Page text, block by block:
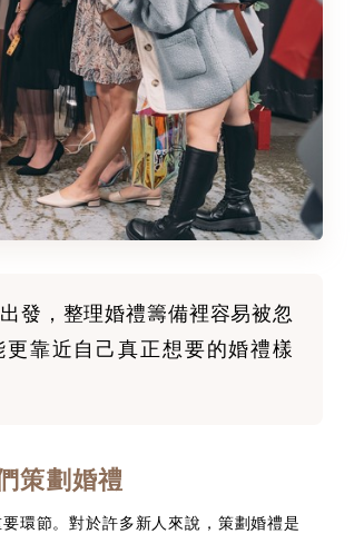
發，整理婚禮籌備裡容易被忽
靠近自己真正想要的婚禮樣
策劃婚禮
環節。對於許多新人來說，策劃婚禮是